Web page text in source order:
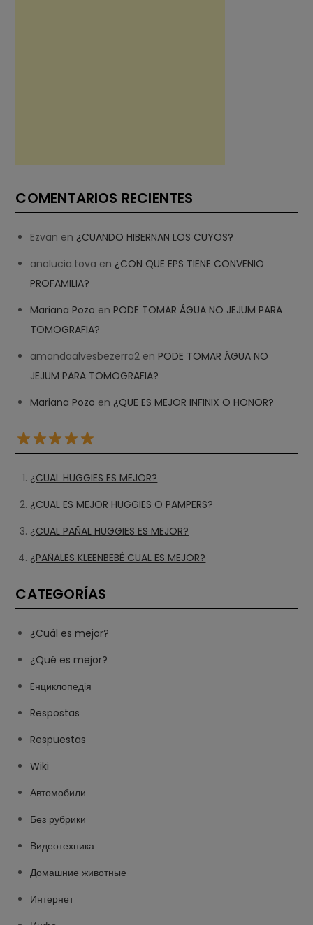
COMENTARIOS RECIENTES
Ezvan en ¿CUANDO HIBERNAN LOS CUYOS?
analucia.tova en ¿CON QUE EPS TIENE CONVENIO
PROFAMILIA?
Mariana Pozo enPODE TOMAR ÁGUA NO JEJUM PARA
TOMOGRAFIA?
amandaalvesbezerra2 enPODE TOMAR ÁGUA NO
JEJUM PARA TOMOGRAFIA?
Mariana Pozo en ¿QUE ES MEJOR INFINIX O HONOR?
¿CUAL HUGGIES ES MEJOR?
¿CUAL ES MEJOR HUGGIES O PAMPERS?
¿CUAL PAÑAL HUGGIES ES MEJOR?
¿PAÑALES KLEENBEBÉ CUAL ES MEJOR?
CATEGORÍAS
¿Cuál es mejor?
¿Qué es mejor?
Eнциклопедія
Respostas
Respuestas
Wiki
Автомобили
Без рубрики
Видеотехника
Домашние животные
Интернет